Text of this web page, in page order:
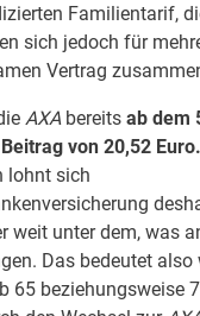
Familientarif,
sich jedoch für
Vertrag
AXA bereits ab dem
von 20,52 Euro.
lohnt sich
weit unter dem, was
Das bedeutet also
65 beziehungsweise